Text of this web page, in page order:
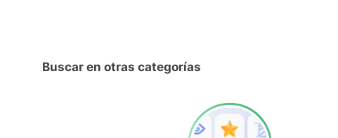
Buscar en otras categorías